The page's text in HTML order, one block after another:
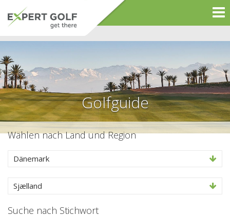
Golfguide
Wählen nach Land und Region
Dänemark
Sjælland
Suche nach Stichwort